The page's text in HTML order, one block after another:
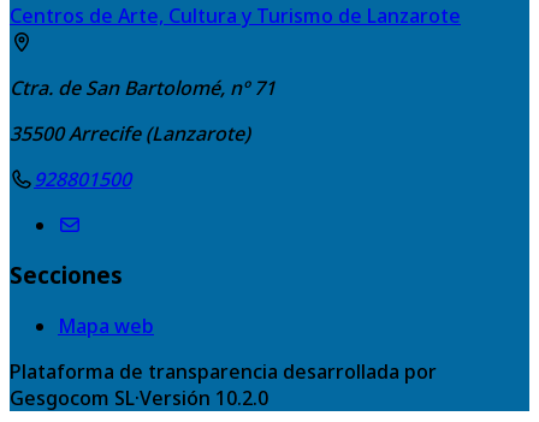
Centros de Arte, Cultura y Turismo de Lanzarote
Ctra. de San Bartolomé, nº 71
35500Arrecife (Lanzarote)
928801500
Secciones
Mapa web
Plataforma de transparencia desarrollada por
Gesgocom SL·Versión 10.2.0